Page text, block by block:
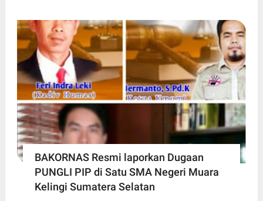
BAKORNAS Resmi laporkan Dugaan
PUNGLI PIP di Satu SMA Negeri Muara
Kelingi Sumatera Selatan